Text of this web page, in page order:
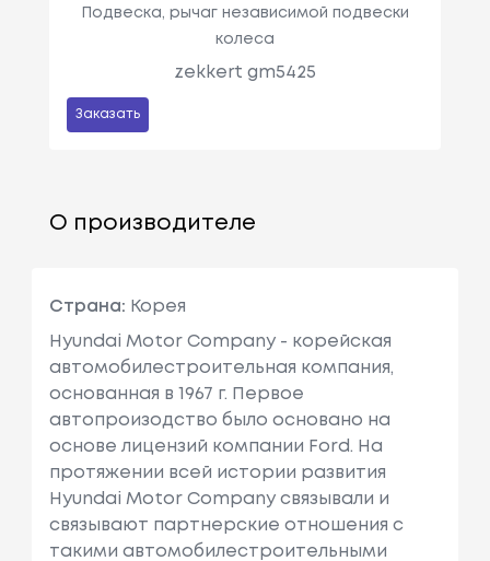
Подвеска, рычаг независимой подвески
колеса
zekkert gm5425
Заказать
О производителе
Страна: Корея
Hyundai Motor Company - корейская
автомобилестроительная компания,
основанная в 1967 г. Первое
автопроизодство было основано на
основе лицензий компании Ford. На
протяжении всей истории развития
Hyundai Motor Company связывали и
связывают партнерские отношения с
такими автомобилестроительными